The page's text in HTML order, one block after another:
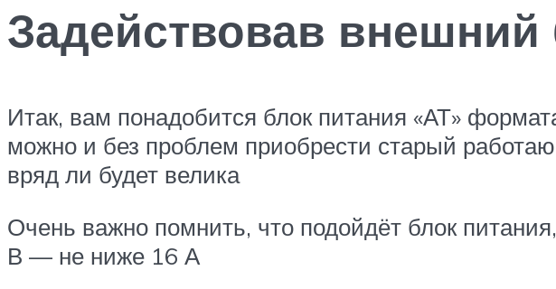
Задействовав внешний
Итак, вам понадобится блок питания «АТ»
можно и без проблем приобрести старый
вряд ли будет велика
Очень важно помнить, что подойдёт блок
В — не ниже 16 А